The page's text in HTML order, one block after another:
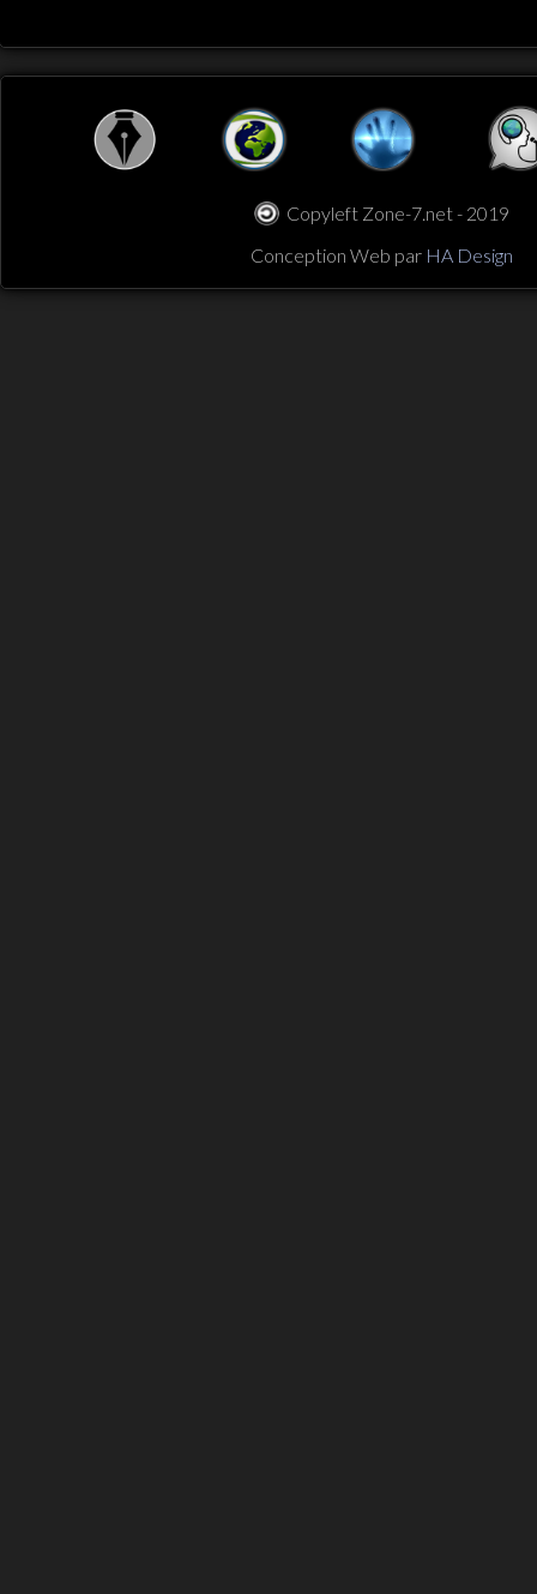
Copyleft Zone-7.net - 2019
Conception Web par HA Design